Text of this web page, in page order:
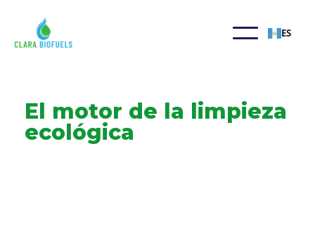
ES
El motor de la limpieza
ecológica